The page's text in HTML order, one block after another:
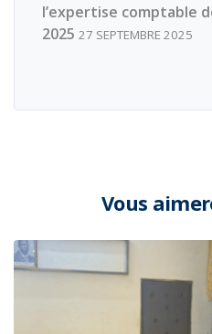
l’expertise comptable
2025 27 SEPTEMBRE 2025
Vous